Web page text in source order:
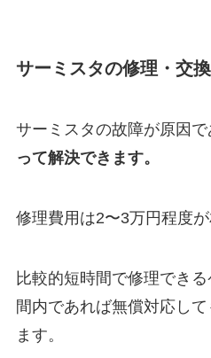
サーミスタの修理・交
サーミスタの故障が原因で
って解決できます。
修理費用は2〜3万円程度が
比較的短時間で修理でき
間内であれば無償対応し
ます。